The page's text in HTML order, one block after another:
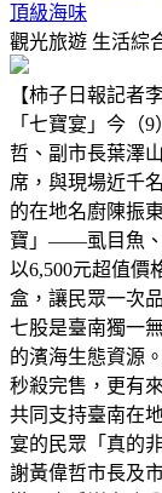
頂級海味
觀光旅遊 生活綜
【柿子日報記者
「七寶宴」今（
哲、副市長葉澤
席，與現場近千
的在地名廚陳振
寶」——虱目魚、
以6,500元超值價
盒，讓民眾一次
七股是臺南獨一
的濱海生態資源
秒殺完售，更有
共同支持臺南在
宴的民眾「真的
謝黃偉哲市長及